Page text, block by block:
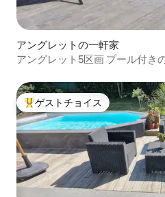
アングレットの一軒家
アングレット5区画 プール付き
大好評のゲストチョイスです。
ゲストチョイス